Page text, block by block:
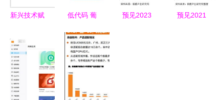
新兴技术赋
新成为我国
互联网软件
开发行业发
展的核心引
低代码 葡
发者的嬗变
与持恒
预见2023
预见2021